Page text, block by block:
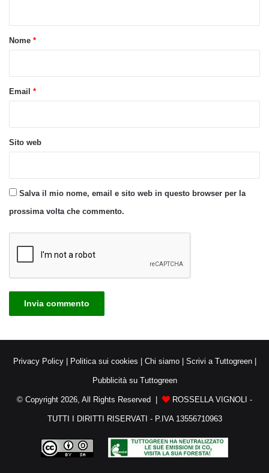
oNome *
Email *
Sito web
Salva il mio nome, email e sito web in questo browser per la
prossima volta che commento.
Privacy Policy| Politica sui cookies Chi siamo| Scrivi a Tuttogreen|
Pubblicità su Tuttogreen
© Copyright 2026, All Rights Reserved | ROSSELLA VIGNOLI -
TUTTI I DIRITTI RISERVATI - P.IVA 13556710963